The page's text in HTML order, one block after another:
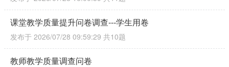
课堂教学质量提升问卷调查---学生用卷
发布于 2026/07/28 09:59:29 共10题
教师教学质量调查问卷